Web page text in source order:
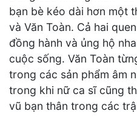
bạn bè kéo dài hơn một
và Văn Toàn. Cả hai
đồng hành và ủng hộ
cuộc sống. Văn Toàn
trong các sản phẩm âm
trong khi nữ ca sĩ cũng
vũ bạn thân trong các